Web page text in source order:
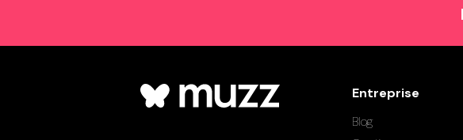
Entreprise
Blog